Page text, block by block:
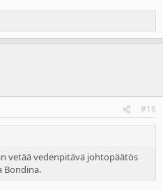
#16
vetää vedenpitävä johtopäätös
Bondina.